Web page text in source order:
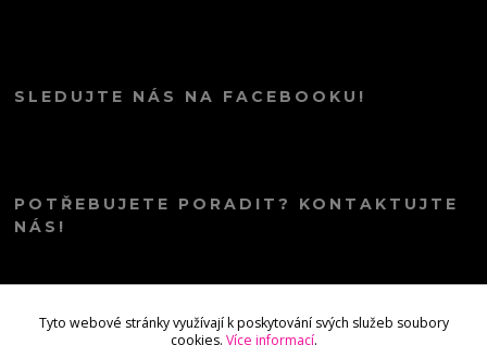
SLEDUJTE NÁS NA FACEBOOKU!
POTŘEBUJETE PORADIT? KONTAKTUJTE
NÁS!
Tyto webové stránky využívají k poskytování svých služeb soubory
cookies. Více informací.